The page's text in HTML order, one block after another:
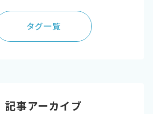
タグ一覧
記事アーカイブ